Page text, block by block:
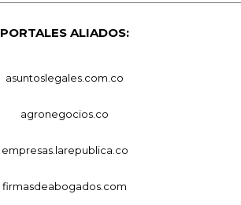
PORTALES ALIADOS:
asuntoslegales.com.co
agronegocios.co
empresas.larepublica.co
firmasdeabogados.com